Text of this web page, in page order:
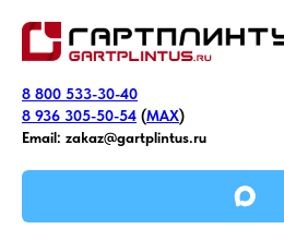
8 800 533-30-40
8 936 305-50-54 (MAX)
Email: zakaz@gartplintus.ru